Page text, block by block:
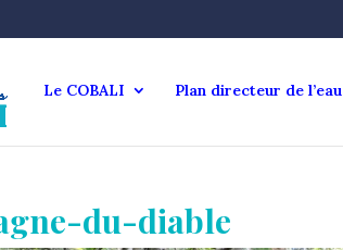
Le COBALI Plan directeur de l’eau
du-diable